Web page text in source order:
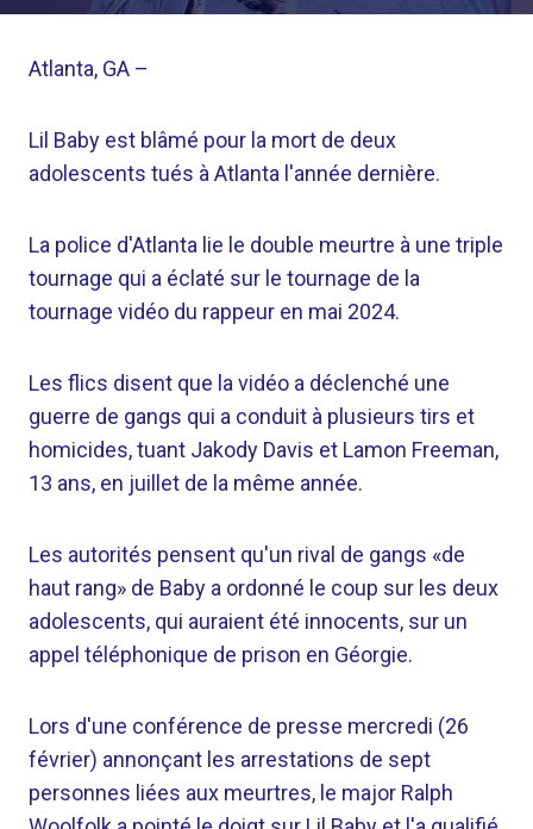
Atlanta, GA –
Lil Baby est blâmé pour la mort de deux
adolescents tués à Atlanta l'année dernière.
La police d'Atlanta lie le double meurtre à une triple
tournage qui a éclaté sur le tournage de la
tournage vidéo du rappeur en mai 2024.
Les flics disent que la vidéo a déclenché une
guerre de gangs qui a conduit à plusieurs tirs et
homicides, tuant Jakody Davis et Lamon Freeman,
13 ans, en juillet de la même année.
Les autorités pensent qu'un rival de gangs «de
haut rang» de Baby a ordonné le coup sur les deux
adolescents, qui auraient été innocents, sur un
appel téléphonique de prison en Géorgie.
Lors d'une conférence de presse mercredi (26
février) annonçant les arrestations de sept
personnes liées aux meurtres, le major Ralph